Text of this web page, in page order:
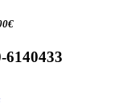
6140433